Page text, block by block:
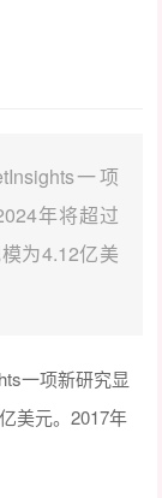
一项
年将超过
为4.12亿美
一项新研究显
美元。2017年